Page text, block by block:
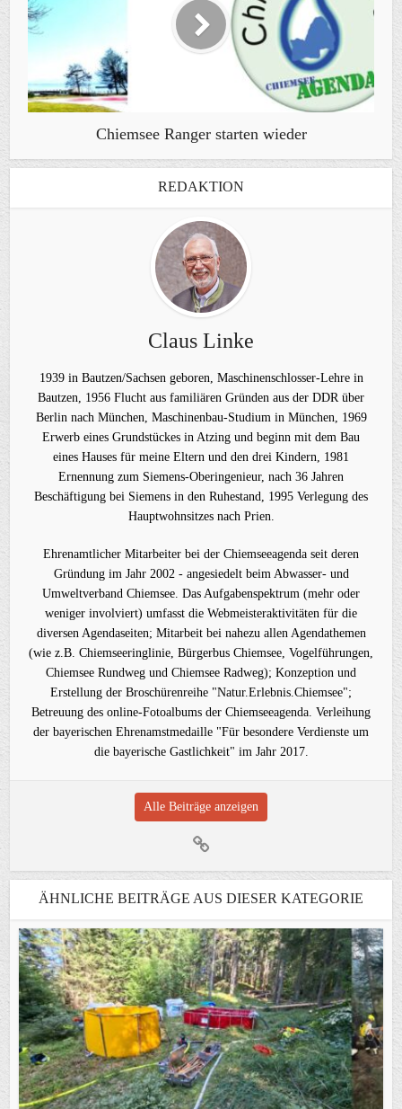
Chiemsee Ranger starten wieder
REDAKTION
Claus Linke
1939 in Bautzen/Sachsen geboren, Maschinenschlosser-Lehre in
Bautzen, 1956 Flucht aus familiären Gründen aus der DDR über
Berlin nach München, Maschinenbau-Studium in München, 1969
Erwerb eines Grundstückes in Atzing und beginn mit dem Bau
eines Hauses für meine Eltern und den drei Kindern, 1981
Ernennung zum Siemens-Oberingenieur, nach 36 Jahren
Beschäftigung bei Siemens in den Ruhestand, 1995 Verlegung des
Hauptwohnsitzes nach Prien.
Ehrenamtlicher Mitarbeiter bei der Chiemseeagenda seit deren
Gründung im Jahr 2002 - angesiedelt beim Abwasser- und
Umweltverband Chiemsee. Das Aufgabenspektrum (mehr oder
weniger involviert) umfasst die Webmeisteraktivitäten für die
diversen Agendaseiten; Mitarbeit bei nahezu allen Agendathemen
(wie z.B. Chiemseeringlinie, Bürgerbus Chiemsee, Vogelführungen,
Chiemsee Rundweg und Chiemsee Radweg); Konzeption und
Erstellung der Broschürenreihe "Natur.Erlebnis.Chiemsee";
Betreuung des online-Fotoalbums der Chiemseeagenda. Verleihung
der bayerischen Ehrenamstmedaille "Für besondere Verdienste um
die bayerische Gastlichkeit" im Jahr 2017.
Alle Beiträge anzeigen
ÄHNLICHE BEITRÄGE AUS DIESER KATEGORIE